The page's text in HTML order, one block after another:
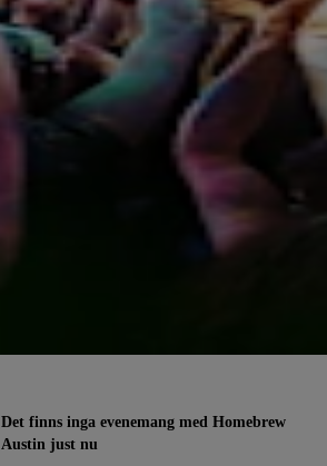
Det finns inga evenemang med Homebrew
Austin just nu